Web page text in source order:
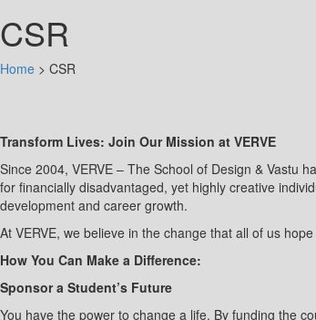
CSR
Home > CSR
Transform Lives: Join Our Mission at VERVE
Since 2004, VERVE – The School of Design & Vastu
for financially disadvantaged, yet highly creative
development and career growth.
At VERVE, we believe in the change that all of us
How You Can Make a Difference:
Sponsor a Student’s Future
You have the power to change a life. By funding the